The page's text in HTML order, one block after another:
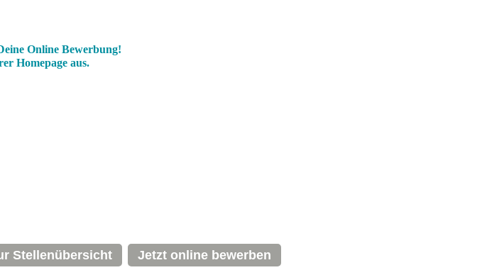
Online Bewerbung!
Homepage aus.
Stellenübersicht Jetzt online bewerben